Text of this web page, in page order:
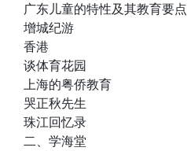
广东儿童的特性及其教育要点
增城纪游
香港
谈体育花园
上海的粤侨教育
哭正秋先生
珠江回忆录
二、学海堂